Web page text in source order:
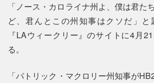
「ノース・カロライナ州よ、僕は君た
ど、君んとこの州知事はクソだ」と
『LAウィークリー』のサイトに4月
る。
「パトリック・マクロリー州知事が